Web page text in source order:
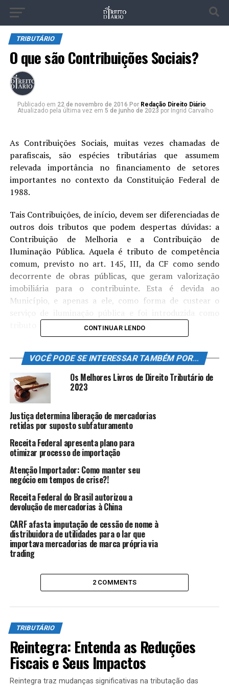
TRIBUTÁRIO
O que são Contribuições Sociais?
Publicado em 22 de novembro de 2016 Por Redação Direito Diário
Atualizado pela última vez em 5 de junho de 2023 por Ingrid Carvalho
As Contribuições Sociais, muitas vezes chamadas de
parafiscais, são espécies tributárias que assumem
relevada importância no financiamento de setores
importantes no contexto da Constituição Federal de
1988.
Tais Contribuições, de início, devem ser diferenciadas de
outros dois tributos que podem despertas dúvidas: a
Contribuição de Melhoria e a Contribuição de
Iluminação Pública. Aquela é tributo de competência
comum, previsto no art. 145, III, da CF como sendo
decorrente de obras públicas, que geram valorização
imobiliária para o contribuinte. Esta é devida ao
Município, e apenas a ele, como forma de custear o
tributo pela Emenda Constitucional nº 39/2002.
custeio da Seguridade Social, quando têm nítido caráter
arrecadador e, portanto, fiscal, e dos Serviços Sociais
Autônomos (SESC, SENAI, SENAC, etc), quando
competem exclusivamente à União e têm o produto de
caráter parafiscal. Daí porque seria incorreto defini-las
apenas como parafiscais.
Assim, as Contribuições Sociais podem ser divididas em
dois grandes grupos: as Contribuições Sociais de
Seguridade Social (CSSS) e as Contribuições Sociais
Gerais (CSG), estas sendo destinadas ao Serviços acima
referidos.
Comuns às duas são as características atribuídas pelo
art. 149 da Constituição ao afirmar:
Art. 149 § 2º As
contribuições sociaise de
intervenção no domínio
econômico de que trata o
caput deste artigo:
I- não incidirão sobre as
CONTINUAR LENDO
VOCÊ PODE SE INTERESSAR TAMBÉM POR...
Os Melhores Livros de Direito Tributário de
2023
Justiça determina liberação de mercadorias
retidas por suposto subfaturamento
Receita Federal apresenta plano para
otimizar processo de importação
Atenção Importador: Como manter seu
negócio em tempos de crise?!
Receita Federal do Brasil autorizou a
devolução de mercadorias à China
CARF afasta imputação de cessão de nome à
distribuidora de utilidades para o lar que
importava mercadorias de marca própria via
trading
2 COMMENTS
TRIBUTÁRIO
Reintegra: Entenda as Reduções
Fiscais e Seus Impactos
Reintegra traz mudanças significativas na tributação das